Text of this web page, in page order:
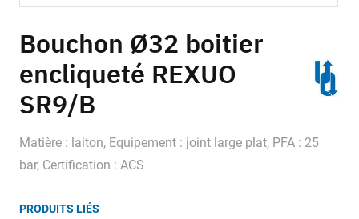
to
the
beginning
of
the
gallery
Bouchon Ø32 boitier
encliqueté REXUO
SR9/B
Matière : laiton, Equipement : joint large plat, PFA : 25
bar, Certification : ACS
PRODUITS LIÉS